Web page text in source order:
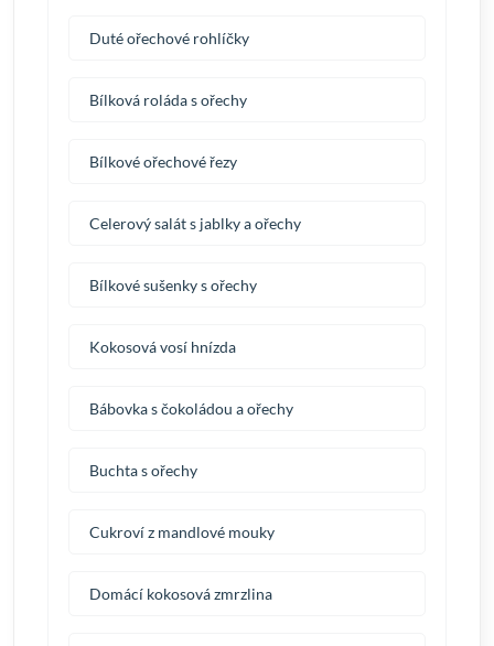
Duté ořechové rohlíčky
Bílková roláda s ořechy
Bílkové ořechové řezy
Celerový salát s jablky a ořechy
Bílkové sušenky s ořechy
Kokosová vosí hnízda
Bábovka s čokoládou a ořechy
Buchta s ořechy
Cukroví z mandlové mouky
Domácí kokosová zmrzlina